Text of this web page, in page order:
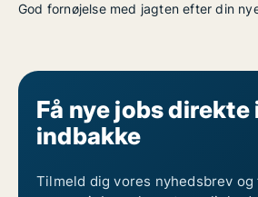
God fornøjelse med jagten efter din
Få nye jobs direkte
indbakke
Tilmeld dig vores nyhedsbrev og